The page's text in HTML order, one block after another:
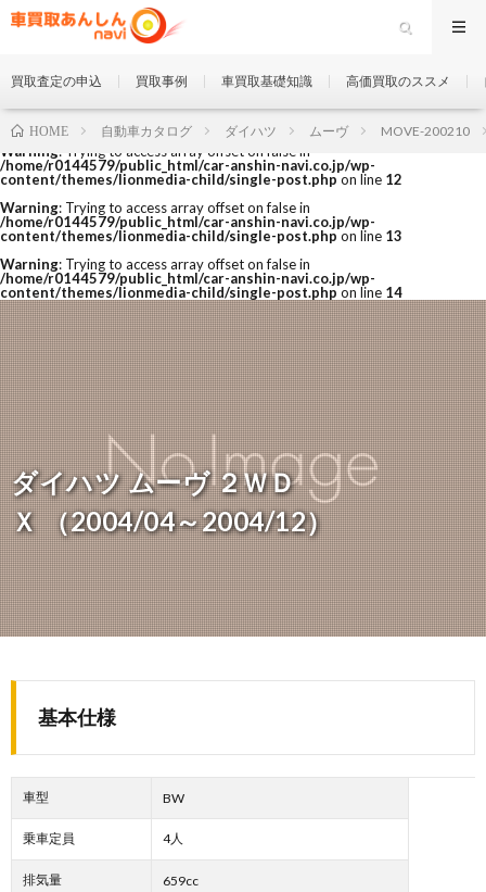
Warning: Trying to access array offset on false in
/home/r0144579/public_html/car-anshin-navi.co.jp/wp-
content/themes/lionmedia-child/single-post.php on line 12
Warning: Trying to access array offset on false in
/home/r0144579/public_html/car-anshin-navi.co.jp/wp-
content/themes/lionmedia-child/single-post.php on line 13
Warning: Trying to access array offset on false in
/home/r0144579/public_html/car-anshin-navi.co.jp/wp-
content/themes/lionmedia-child/single-post.php on line 14
買取査定の申込 買取事例 車買取基礎知識 高価買取のススメ
ダイハツ ムーヴ ２ＷＤ
Ｘ （2004/04～2004/12）
HOME 自動車カタログ ダイハツ ムーヴ MOVE-200210
基本仕様
車型 BW
乗車定員 4人
排気量 659cc